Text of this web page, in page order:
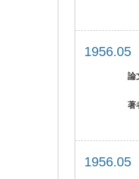
論
著